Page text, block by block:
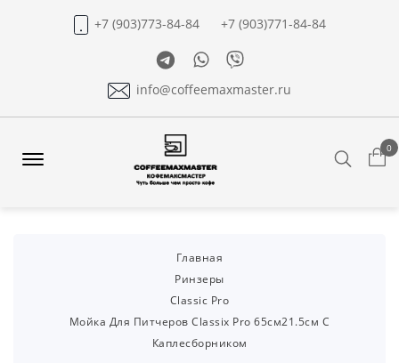
+7 (903)773-84-84
+7 (903)771-84-84
TelegramWhatsapp
Viber
info@coffeemaxmaster.ru
0
Главная
Ринзеры
Classic Pro
Мойка Для Питчеров Classix Pro 65см21.5см С
Каплесборником